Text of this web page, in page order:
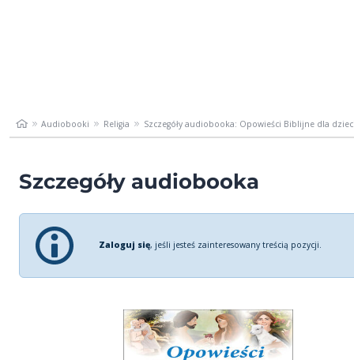
Audiobooki Religia Szczegóły audiobooka: Opowieści Biblijne dla
Szczegóły audiobooka
Zaloguj się, jeśli jesteś zainteresowany treścią pozycji.